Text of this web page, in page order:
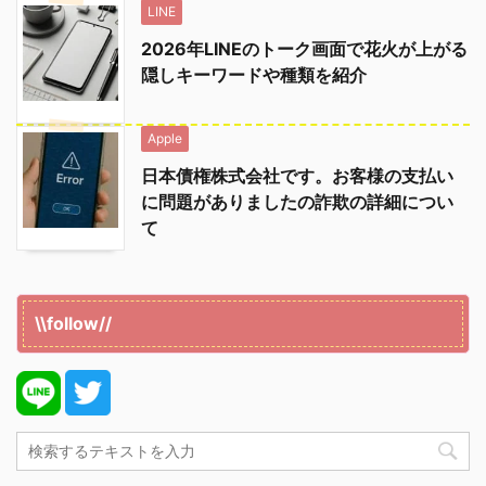
LINE
2026年LINEのトーク画面で花火が上がる
隠しキーワードや種類を紹介
Apple
日本債権株式会社です。お客様の支払い
に問題がありましたの詐欺の詳細につい
て
\\follow//